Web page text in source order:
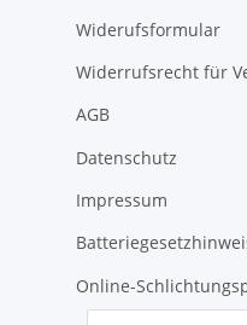
Widerufsformular
Widerrufsrecht für
AGB
Datenschutz
Impressum
Online-